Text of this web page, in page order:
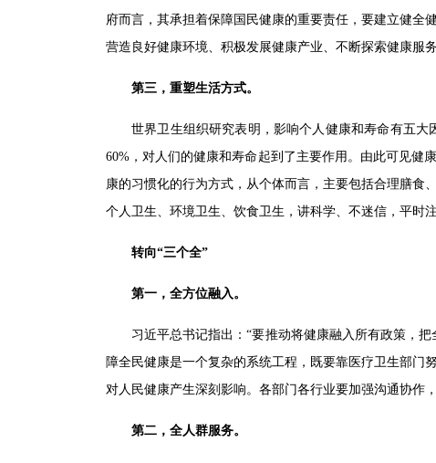
府而言，其承担着保障国民健康的重要责任，要建立健全
营造良好健康环境、积极发展健康产业、不断探索健康服
第三，重塑生活方式。
世界卫生组织研究表明，影响个人健康和寿命有五大
60%，对人们的健康和寿命起到了主要作用。由此可见健
康的习惯化的行为方式，从个体而言，主要包括合理膳食
个人卫生、环境卫生、饮食卫生，讲科学、不迷信，平时
转向“三个全”
第一，全方位融入。
习近平总书记指出：“要推动将健康融入所有政策，
障全民健康是一个复杂的系统工程，既要靠医疗卫生部
对人民健康产生深刻影响。各部门各行业要加强沟通协作
第二，全人群服务。